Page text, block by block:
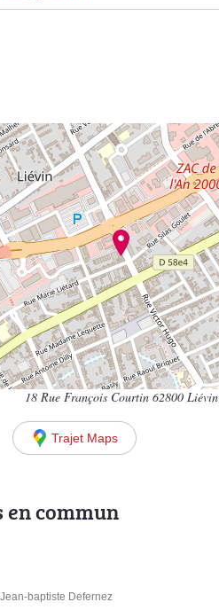
18 Rue François Courtin 62800 Liévin
Trajet Maps
commun
baptiste Defernez